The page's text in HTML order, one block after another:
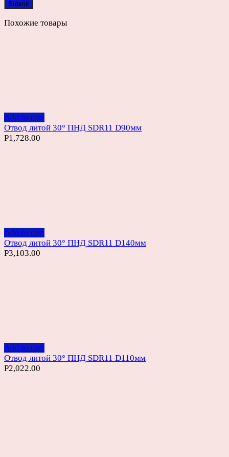
Похожие товары
Add to cart
Отвод литой 30° ПНД SDR11 D90мм
Р1,728.00
Add to cart
Отвод литой 30° ПНД SDR11 D140мм
Р3,103.00
Add to cart
Отвод литой 30° ПНД SDR11 D110мм
Р2,022.00